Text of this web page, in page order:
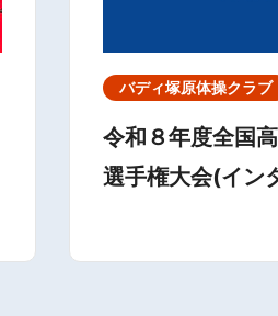
バディ塚原体操クラブ
令和８年度全国
選手権大会(イン